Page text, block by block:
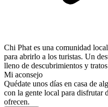
Chi Phat es una comunidad
para abrirlo a los turistas. Un
lleno de descubrimientos y
Mi aconsejo
Quédate unos días en casa de
con la gente local para disfrutar
ofrecen.